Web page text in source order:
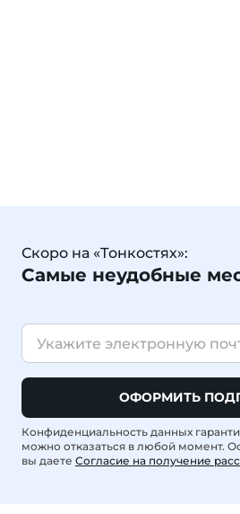
Скоро на «Тонкостях»:
Самые неудобные
ОФОРМИТЬ
Конфиденциальность данных
можно отказаться в любой момент.
вы даете Согласие на получение